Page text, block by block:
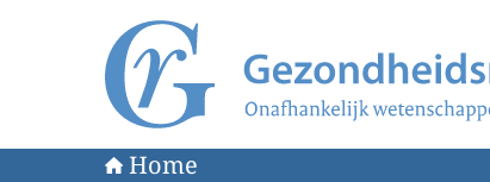
Naar de homepage van Gezondheidsraad
Home